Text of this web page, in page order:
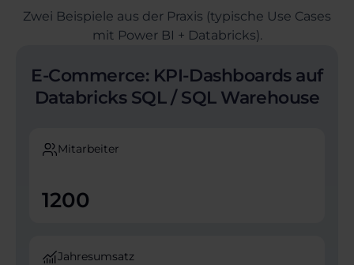
Zwei Beispiele aus der Praxis (typische Use Cases
mit Power BI + Databricks).
E-Commerce: KPI-Dashboards auf
Databricks SQL / SQL Warehouse
Mitarbeiter
1200
Jahresumsatz